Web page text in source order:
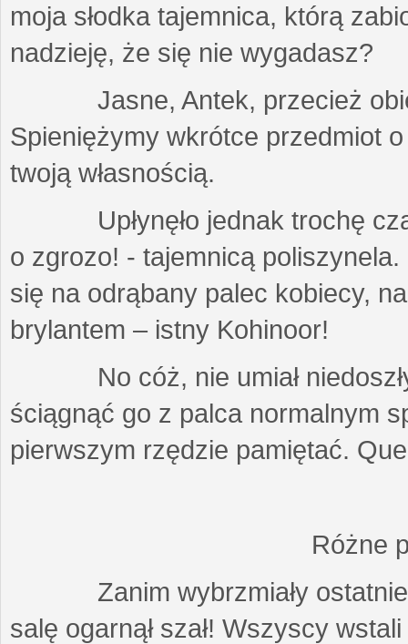
moja słodka tajemnica, którą
nadzieję, że się nie wygadasz?
Jasne, Antek, przecież
Spieniężymy wkrótce przedmiot
twoją własnością.
Upłynęło jednak trochę
o zgrozo! - tajemnicą
się na odrąbany palec kobiecy,
brylantem – istny Kohinoor!
No cóż, nie umiał niedoszły
ściągnąć go z palca normalnym
pierwszym rzędzie pamiętać.
Różne
Zanim wybrzmiały ostatnie
salę ogarnął szał! Wszyscy